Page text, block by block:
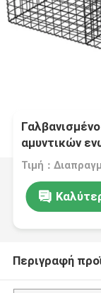
αμυντικών
καλαθιών
Περιγραφή